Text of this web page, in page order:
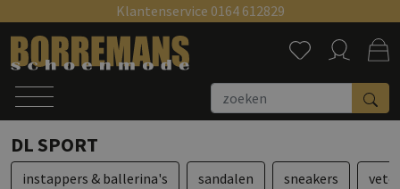
Klantenservice 0164 612829 Zoeken
DL SPORT
instappers & ballerina's sandalen sneakers